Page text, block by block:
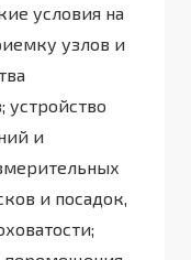
условия на
узлов и
устройство
и
и посадок,